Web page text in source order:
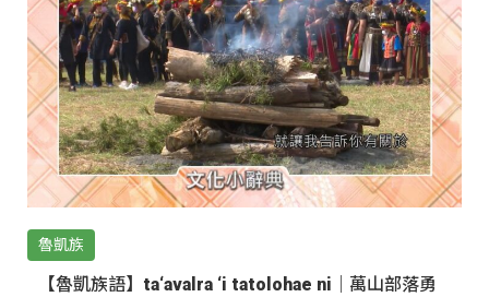
魯凱族
【魯凱族語】ta‘avalra ‘i tatolohae ni｜萬山部落勇